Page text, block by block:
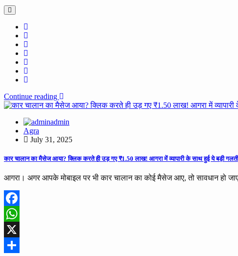
Share
Continue reading
admin
Agra
July 31, 2025
कार चालान का मैसेज आया? क्लिक करते ही उड़ गए ₹1.50 लाख! आगरा में व्यापारी के साथ हुई ये बड़ी
आगरा। अगर आपके मोबाइल पर भी कार चालान का कोई मैसेज आए, तो सावधान हो
Facebook
WhatsApp
X